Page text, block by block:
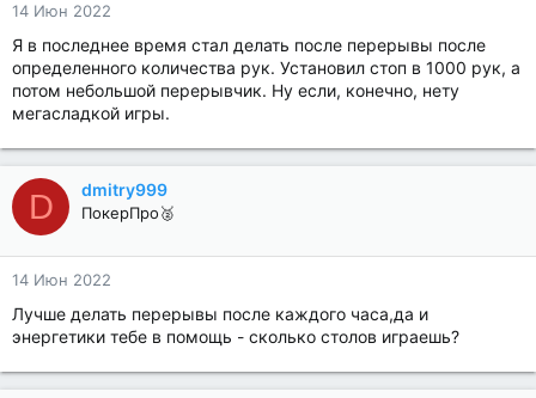
14 Июн 2022
Я в последнее время стал делать после перерывы после
определенного количества рук. Установил стоп в 1000 рук, а
потом небольшой перерывчик. Ну если, конечно, нету
мегасладкой игры.
D dmitry999
ПокерПро🥈
14 Июн 2022
Лучше делать перерывы после каждого часа,да и
энергетики тебе в помощь - сколько столов играешь?